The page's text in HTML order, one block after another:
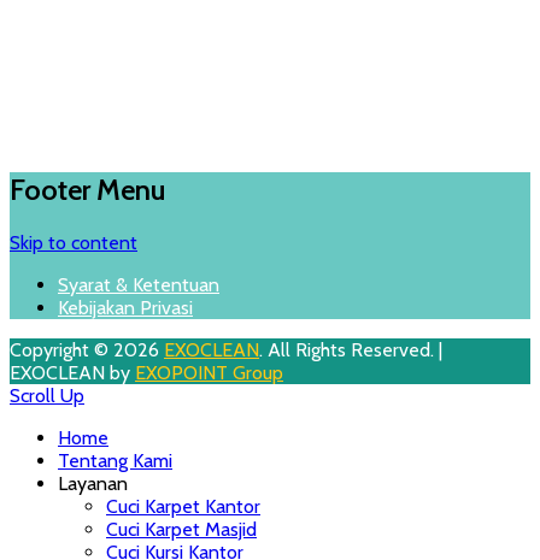
Footer Menu
Skip to content
Syarat & Ketentuan
Kebijakan Privasi
Copyright © 2026 EXOCLEAN. All Rights Reserved. |
EXOCLEAN by EXOPOINT Group
Scroll Up
Home
Tentang Kami
Layanan
Cuci Karpet Kantor
Cuci Karpet Masjid
Cuci Kursi Kantor